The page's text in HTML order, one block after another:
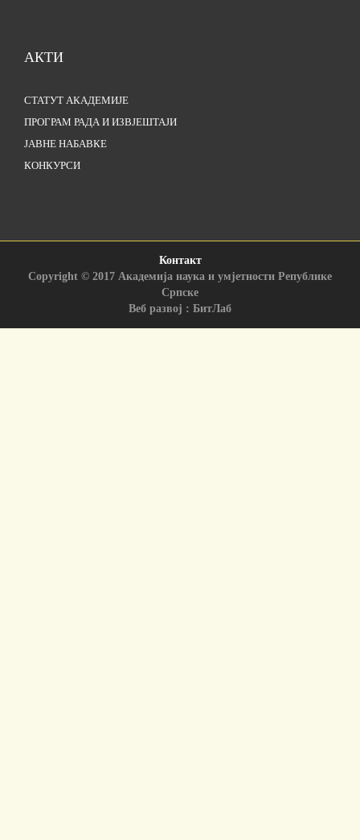
АКТИ
СТАТУТ АКАДЕМИЈЕ
ПРОГРАМ РАДА И ИЗВЈЕШТАЈИ
ЈАВНЕ НАБАВКЕ
КОНКУРСИ
Контакт
Copyright © 2017 Академија наука и умјетности Републике
Српске
Веб развој : БитЛаб